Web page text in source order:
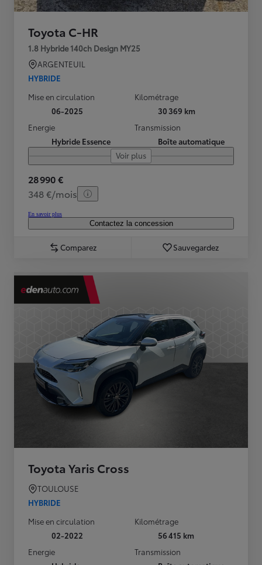
Toyota C-HR
1.8 Hybride 140ch Design MY25
ARGENTEUIL
HYBRIDE
Mise en circulation
06-2025
Kilométrage
30 369 km
Energie
Hybride Essence
Transmission
Boîte automatique
Voir plus
28 990 €
348 €/mois
En savoir plus
Contactez la concession
Comparez Sauvegardez
Toyota Yaris Cross
TOULOUSE
HYBRIDE
Mise en circulation
02-2022
Kilométrage
56 415 km
Energie
Transmission